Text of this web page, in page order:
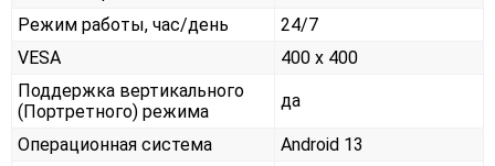
Режим работы, час/день
24/7
VESA
400 x 400
Поддержка вертикального
(Портретного) режима
да
Операционная система
Android 13